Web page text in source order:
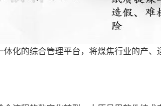
化的综合管理平台，将煤焦行业的产、